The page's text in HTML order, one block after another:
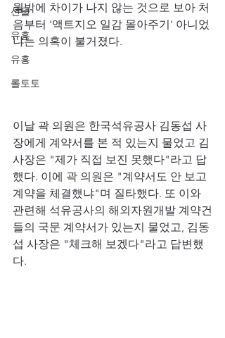
선물
유흥
유흥
롤토토
월밖에 차이가 나지 않는 것으로 보아 처
음부터 '액트지오 일감 몰아주기' 아니었
냐는 의혹이 불거졌다.
이날 곽 의원은 한국석유공사 김동섭 사
장에게 계약서를 본 적 있는지 물었고 김
사장은 "제가 직접 보진 못했다"라고 답
했다. 이에 곽 의원은 "계약서도 안 보고
계약을 체결했냐"며 질타했다. 또 이와
관련해 석유공사의 해외자원개발 계약건
들의 국문 계약서가 있는지 물었고, 김동
섭 사장은 "체크해 보겠다"라고 답변했
다.